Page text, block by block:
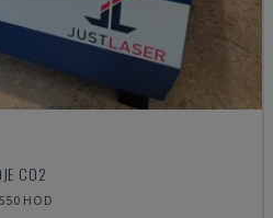
CO2
HOD